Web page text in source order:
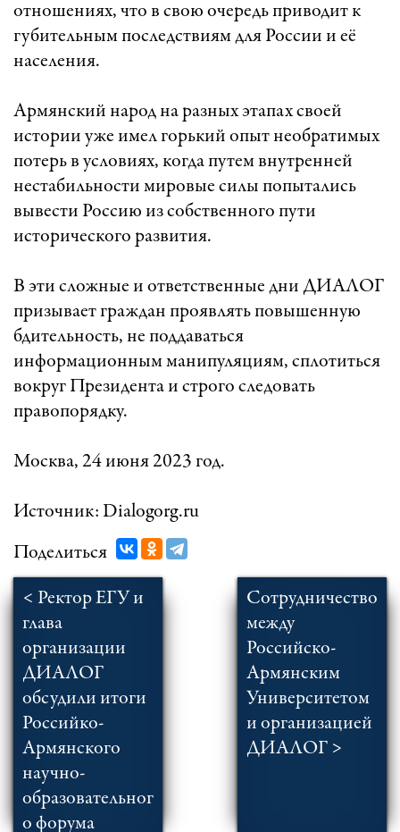
отношениях, что в свою очередь приводит к
губительным последствиям для России и её
населения.
Армянский народ на разных этапах своей
истории уже имел горький опыт необратимых
потерь в условиях, когда путем внутренней
нестабильности мировые силы попытались
вывести Россию из собственного пути
исторического развития.
В эти сложные и ответственные дни ДИАЛОГ
призывает граждан проявлять повышенную
бдительность, не поддаваться
информационным манипуляциям, сплотиться
вокруг Президента и строго следовать
правопорядку.
Москва, 24 июня 2023 год.
Источник: Dialogorg.ru
Поделиться
< Ректор ЕГУ и
глава
организации
ДИАЛОГ
обсудили итоги
Российко-
Армянского
научно-
образовательног
о форума
Сотрудничество
между
Российско-
Армянским
Университетом
и организацией
ДИАЛОГ >